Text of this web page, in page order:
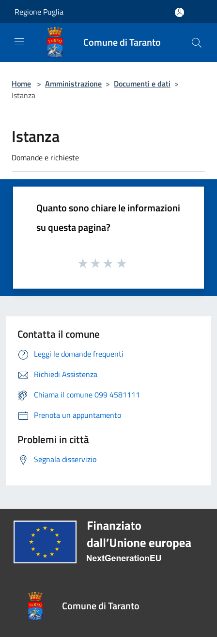
Regione Puglia
Comune di Taranto
Home > Amministrazione > Documenti e dati >
Istanza
Istanza
Domande e richieste
Quanto sono chiare le informazioni
su questa pagina?
Contatta il comune
Leggi le domande frequenti
Richiedi Assistenza
Chiama il comune 099 4581111
Prenota un appuntamento
Problemi in città
Segnala disservizio
Comune di Taranto